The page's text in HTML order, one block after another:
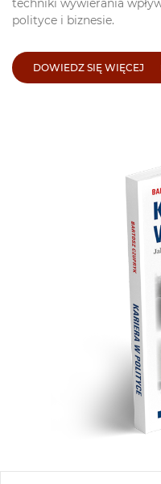
techniki wywierania
polityce i biznesie.
DOWIEDZ SIĘ WIĘCEJ